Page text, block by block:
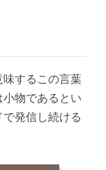
するこの言葉
物であるとい
発信し続ける